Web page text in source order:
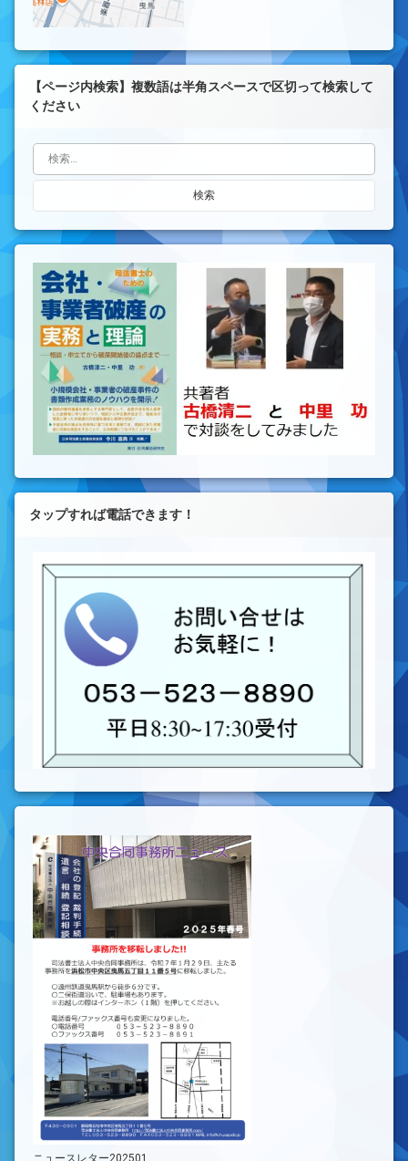
【ページ内検索】複数語は半角スペースで区切って検索して
ください
検索:
タップすれば電話できます！
ニュースレター202501